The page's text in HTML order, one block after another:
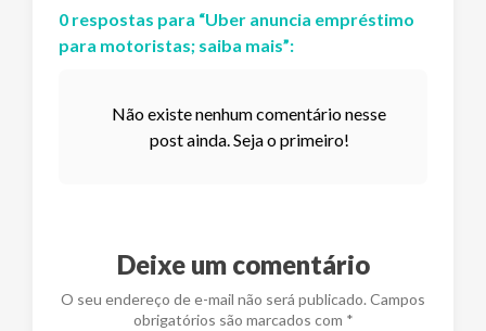
0 respostas para “Uber anuncia empréstimo
para motoristas; saiba mais”:
Não existe nenhum comentário nesse
post ainda. Seja o primeiro!
Deixe um comentário
O seu endereço de e-mail não será publicado. Campos
obrigatórios são marcados com *